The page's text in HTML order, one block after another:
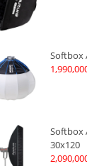
Softbox
Softbox
30x120